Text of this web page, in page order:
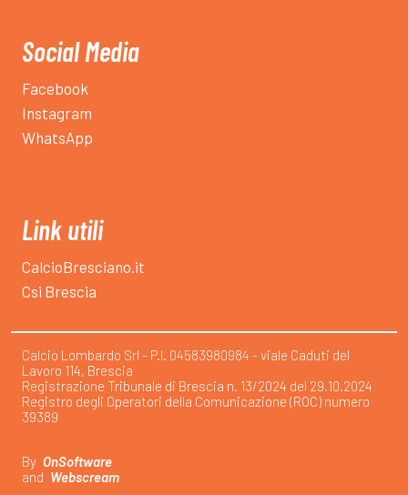
Social Media
Facebook
Instagram
WhatsApp
Link utili
CalcioBresciano.it
Csi Brescia
Calcio Lombardo Srl - P.I. 04583980984 - viale Caduti del
Lavoro 114, Brescia
Registrazione Tribunale di Brescia n. 13/2024 del 29.10.2024
Registro degli Operatori della Comunicazione (ROC) numero
39389
By OnSoftware
and Webscream